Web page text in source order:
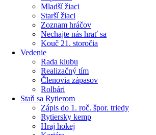
Mladší žiaci
Starší žiaci
Zoznam hráčov
Nechajte nás hrať sa
Kouč 21. storočia
Vedenie
Rada klubu
Realizačný tím
Členovia zápasov
Rolbári
Staň sa Rytierom
Zápis do 1. roč. špor. triedy
Rytiersky kemp
Hraj hokej